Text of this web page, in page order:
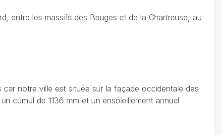
entre les massifs des Bauges et de la Chartreuse, au
notre ville est située sur la façade occidentale des
cumul de 1136 mm et un ensoleillement annuel